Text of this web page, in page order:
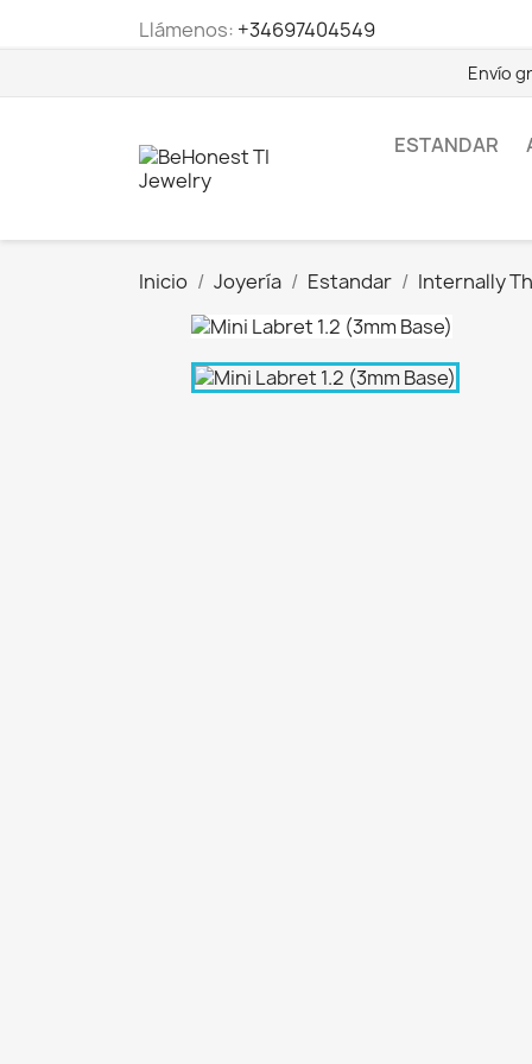
Llámenos: +34697404549
Envío
ESTANDAR
Inicio Joyería Estandar Internally